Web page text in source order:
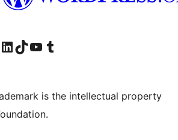
Instagram account
Visit our LinkedIn account
Visit our TikTok account
Visit our YouTube channel
Visit our Tumblr account
is the intellectual property